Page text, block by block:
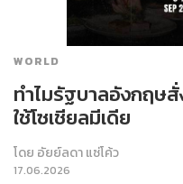
WORLD
ทำไมรัฐบาลอังกฤษ
ใช้โซเชียลมีเดีย
โดย อัยย์ลดา แซ่โค้ว
17.06.2026